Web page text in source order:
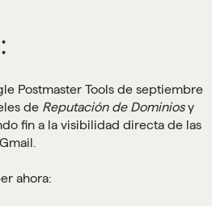
Postmaster Tools de septiembre
de Reputación de Dominiosy
fin a la visibilidad directa de las
ahora: